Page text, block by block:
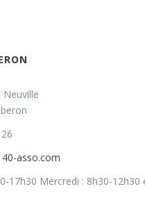
Neuville
asso.com
17h30 Mercredi : 8h30-12h30